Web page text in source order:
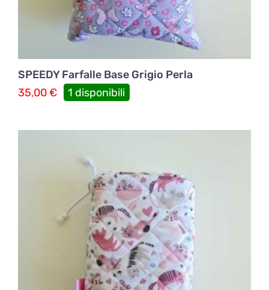
SPEEDY Farfalle Base Grigio Perla
35,00€ 1 disponibili